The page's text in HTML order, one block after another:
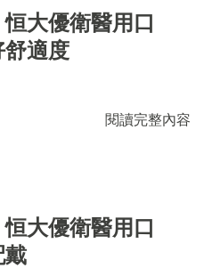
恒大優衛醫用口
適度
閱讀完整內容
恒大優衛醫用口
戴